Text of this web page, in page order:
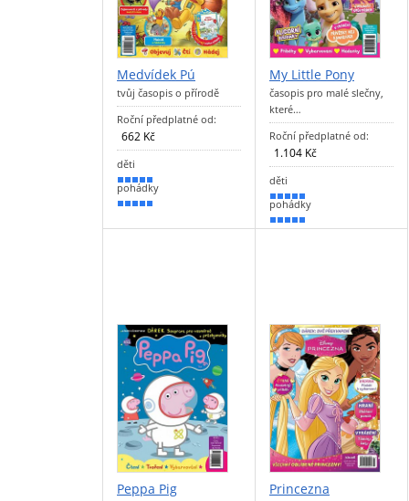
Medvídek Pú
tvůj časopis o přírodě
Roční předplatné od:
662 Kč
děti
100 %
pohádky
100 %
My Little Pony
časopis pro malé slečny,
které…
Roční předplatné od:
1.104 Kč
děti
100 %
pohádky
100 %
Peppa Pig Princezna